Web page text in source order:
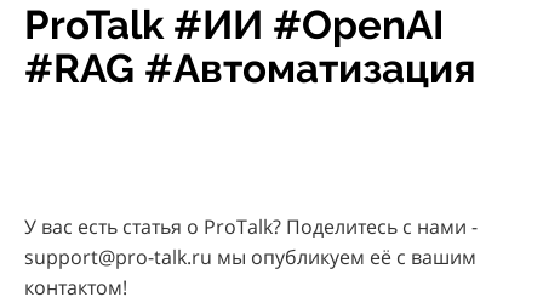
ProTalk #ИИ #OpenAI
#RAG #Автоматизация
У вас есть статья о ProTalk? Поделитесь с нами -
support@pro-talk.ru мы опубликуем её с вашим
контактом!